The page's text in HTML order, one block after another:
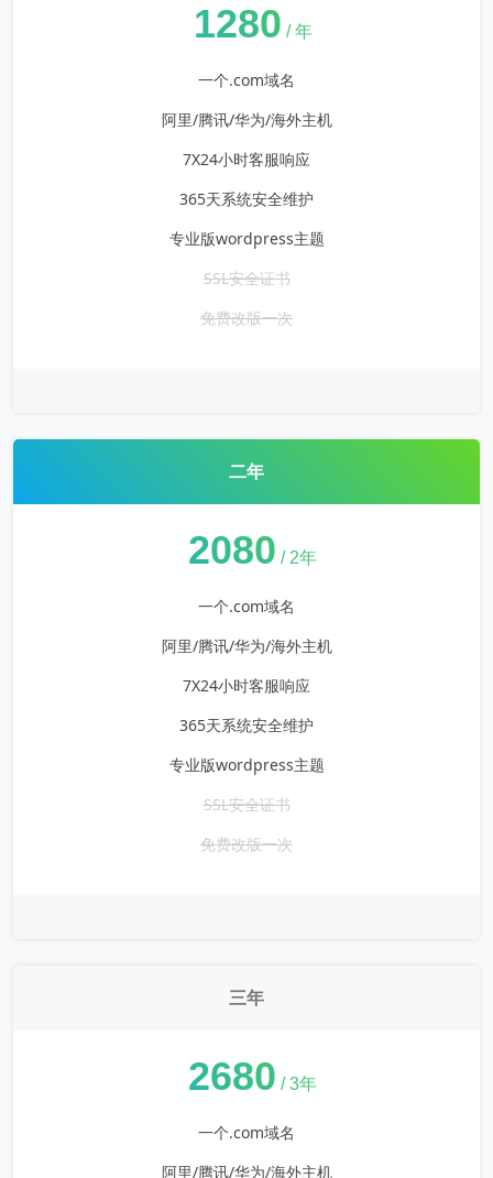
1280 / 年
一个.com域名
阿里/腾讯/华为/海外主机
7X24小时客服响应
365天系统安全维护
专业版wordpress主题
SSL安全证书
免费改版一次
二年
2080 / 2年
一个.com域名
阿里/腾讯/华为/海外主机
7X24小时客服响应
365天系统安全维护
专业版wordpress主题
SSL安全证书
免费改版一次
三年
2680 / 3年
一个.com域名
阿里/腾讯/华为/海外主机